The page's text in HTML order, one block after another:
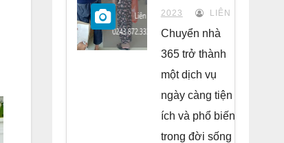
cư BID
Residence
Tố Hữu
2023 LIÊN
Chuyển nhà
365 trở thành
một dịch vụ
ngày càng tiện
ích và phổ biến
trong đời sống